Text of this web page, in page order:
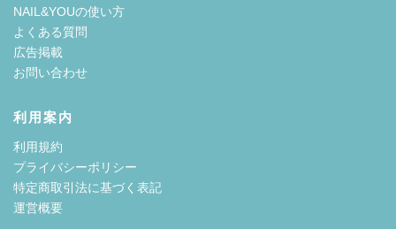
NAIL&YOUの使い方
よくある質問
広告掲載
お問い合わせ
利用案内
利用規約
プライバシーポリシー
特定商取引法に基づく表記
運営概要